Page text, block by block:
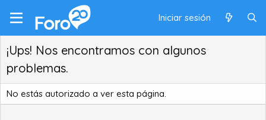
Iniciar sesión
¡Ups! Nos encontramos con algunos
problemas.
No estás autorizado a ver esta página.